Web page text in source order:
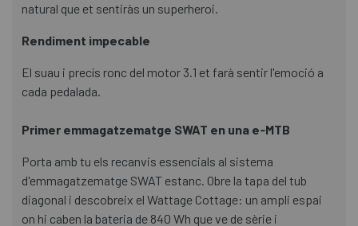
natural que et sentiràs un superheroi.
Rendiment impecable
El suau i precís ronc del motor 3.1 et farà sentir l'emoció a
cada pedalada.
Primer emmagatzematge SWAT en una e‑MTB
Porta amb tu els recanvis essencials al sistema
d'emmagatzematge SWAT estanc. Obre la tapa del tub
diagonal i descobreix el Wattage Cottage: un ampli espai
on hi caben la bateria de 840 Wh que ve de sèrie i